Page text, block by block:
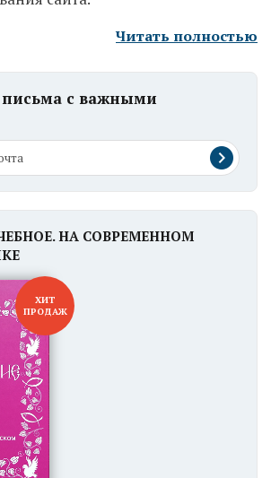
Читать полностью
письма с важными
НА СОВРЕМЕННОМ
ХИТ
ПРОДАЖ